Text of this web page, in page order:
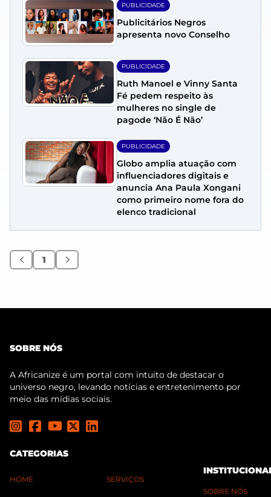
PUBLICIDADE
Publicitários Negros
apresenta novo Conselho
PUBLICIDADE
Ruth Manoel e Vinny Santa
Fé pedem respeito às
mulheres no single de
pagode ‘Não É Não’
PUBLICIDADE
Globo amplia atuação com
influenciadores digitais e
anuncia Ana Paula Xongani
como primeiro nome fora do
elenco tradicional
Anterior
1 Próximo
SOBRE NÓS
A Africanize é um portal com intuito de destacar o
universo negro, levando notícias e entretenimento por
meio das mídias sociais.
CATEGORIAS
HOME SERVIÇOS
SOBRE NÓS